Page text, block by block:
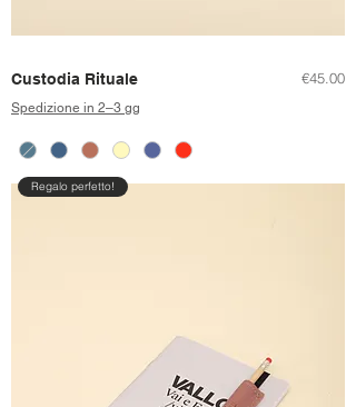
Custodia Rituale Price
€45.00
Spedizione in 2–3 gg
Regalo perfetto!